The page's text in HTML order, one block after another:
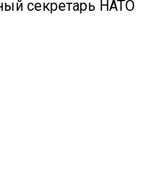
секретарь НАТО